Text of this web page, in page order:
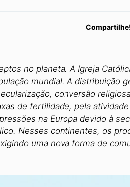
Compartilhe!
no planeta. A Igreja
mundial. A distribuição
conversão
de fertilidade, pela
na Europa devido à
Nesses continentes, os
uma nova forma de